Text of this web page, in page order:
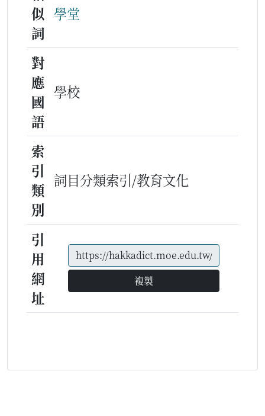
似
詞
學堂
對
應
國
語
學校
索
引
類
別
詞目分類索引/教育文化
引
用
網
址
複製